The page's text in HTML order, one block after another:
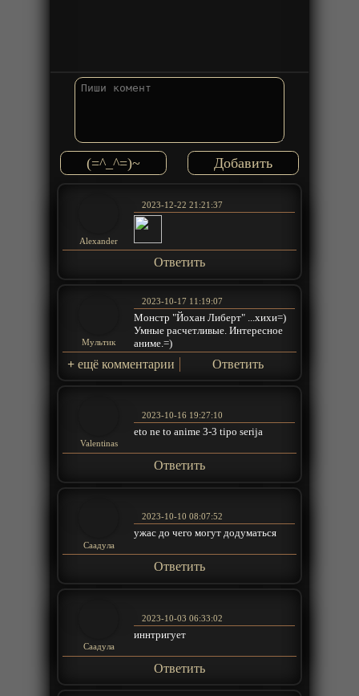
(=^_^=)~
Alexander
2023-12-22 21:21:37
Ответить
Мультик
2023-10-17 11:19:07
Монстр "Йохан Либерт" ...хихи=)
Умные расчетливые. Интересное
аниме.=)
+ ещё комментарии Ответить
Valentinas
2023-10-16 19:27:10
eto ne to anime 3-3 tipo serija
Ответить
Саадула
2023-10-10 08:07:52
ужас до чего могут додуматься
Ответить
Саадула
2023-10-03 06:33:02
иннтригует
Ответить